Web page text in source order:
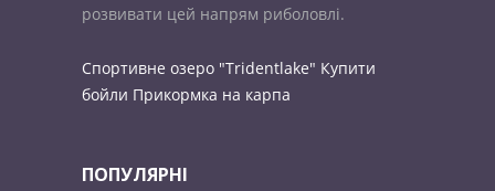
розвивати цей напрям риболовлі.
Спортивне озеро "Tridentlake" Купити
бойли Прикормка на карпа
ПОПУЛЯРНІ